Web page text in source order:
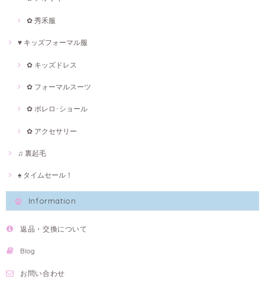
✿ 秀禾服
♥ キッズフォーマル服
✿ キッズドレス
✿ フォーマルスーツ
✿ ボレロ･ショール
✿ アクセサリー
♫ 裏起毛
♠ タイムセール！
Information
返品・交換について
Blog
お問い合わせ